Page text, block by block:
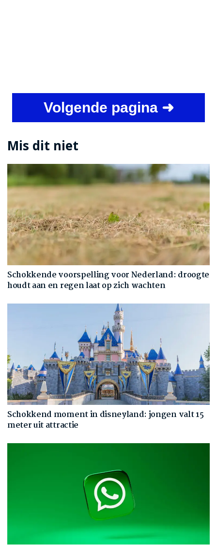
Volgende pagina ➜
Mis dit niet
Schokkende voorspelling voor Nederland: droogte
houdt aan en regen laat op zich wachten
Schokkend moment in disneyland: jongen valt 15
meter uit attractie